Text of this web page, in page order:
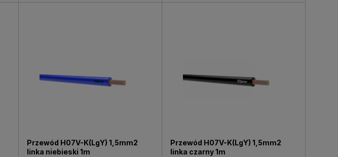
Przewód H07V-K(LgY) 1,5mm2
linka niebieski 1m
Przewód H07V-K(LgY) 1,5mm2
linka czarny 1m